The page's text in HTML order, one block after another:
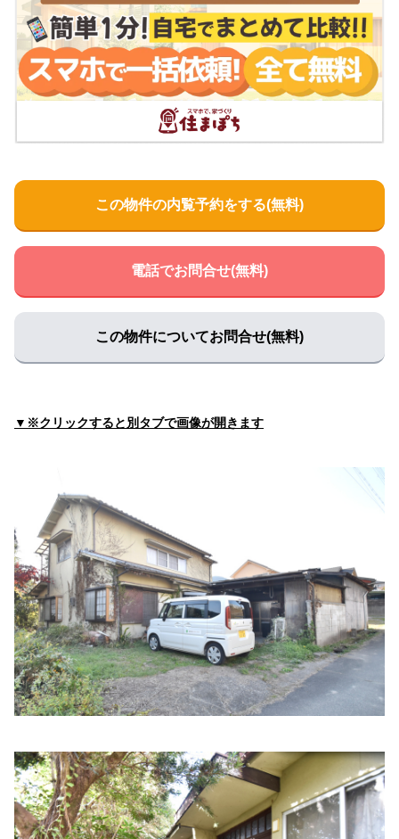
辰巳内科医院
住所:兵庫県姫路市飯田３丁目９７ マップで見る
城南病院
住所:兵庫県姫路市本町２３１ マップで見る
兵庫県姫路市飾磨区清水１０８ マップで見る
国部医院
兵庫県姫路市車崎３丁目３−１３ マップで見る
水田クリニック
川崎医院
住所:兵庫県姫路市本町６８
医療法人社団健裕会中谷病院
住所:兵庫県姫路市飾磨区細江２５０１
三谷内科医院
住所: 兵庫県姫路市飾磨区今在家３丁目２６８ マップで見る
てらおクリニック
住所:兵庫県姫路市飾磨区構２丁目２０２ てらおクリニック
マップで見る
白枝医院
仁恵病院
住所:兵庫県姫路市野里２７５ マップで見る
姫路医療生活協同組合 ヘルスコープあぼし診療所
住所:兵庫県姫路市網干区和久２−２ マップで見る
この物件の内覧予約をする(無料)
電話でお問合せ(無料)
この物件についてお問合せ(無料)
▼※クリックすると別タブで画像が開きます